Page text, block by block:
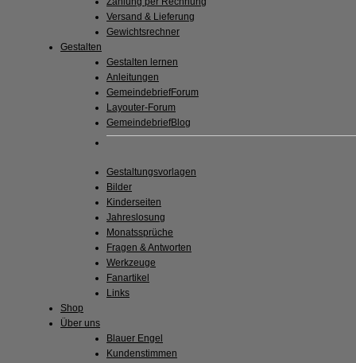
Versand & Lieferung
Gewichtsrechner
Gestalten
Gestalten lernen
Anleitungen
GemeindebriefForum
Layouter-Forum
GemeindebriefBlog
Gestaltungsvorlagen
Bilder
Kinderseiten
Jahreslosung
Monatssprüche
Fragen & Antworten
Werkzeuge
Fanartikel
Links
Shop
Über uns
Blauer Engel
Kundenstimmen